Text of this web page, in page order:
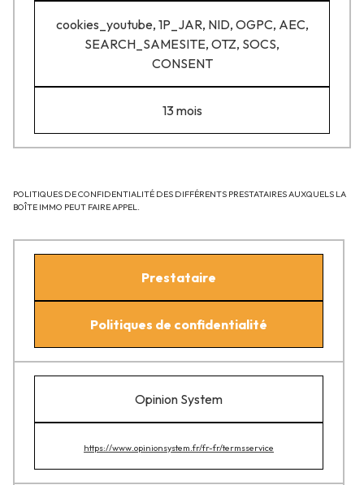
cookies_youtube, 1P_JAR, NID, OGPC, AEC,
SEARCH_SAMESITE, OTZ, SOCS,
CONSENT
13 mois
POLITIQUES DE CONFIDENTIALITÉ DES DIFFÉRENTS PRESTATAIRES AUXQUELS LA
BOÎTE IMMO PEUT FAIRE APPEL.
Prestataire
Politiques de confidentialité
Opinion System
https://www.opinionsystem.fr/fr-fr/termsservice